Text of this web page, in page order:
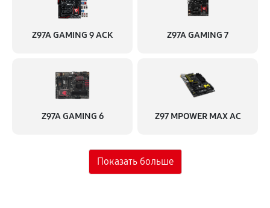
Z97A GAMING 9 ACK Z97A GAMING 7
Z97A GAMING 6 Z97 MPOWER MAX AC